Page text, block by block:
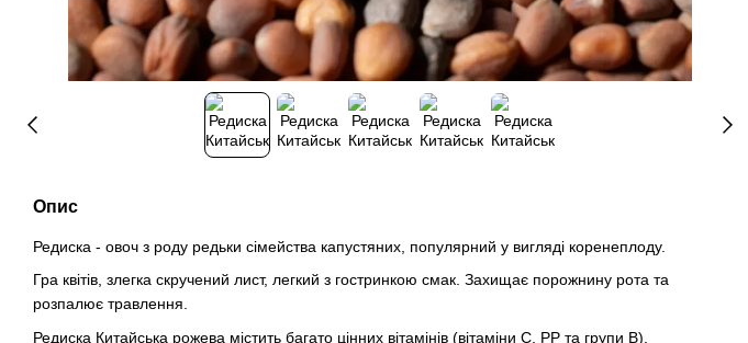
Опис
Редиска - овоч з роду редьки сімейства капустяних, популярний у вигляді коренеплоду.
Гра квітів, злегка скручений лист, легкий з гостринкою смак. Захищає порожнину рота та
розпалює травлення.
Редиска Китайська рожева містить багато цінних вітамінів (вітаміни С, РР та групи В),